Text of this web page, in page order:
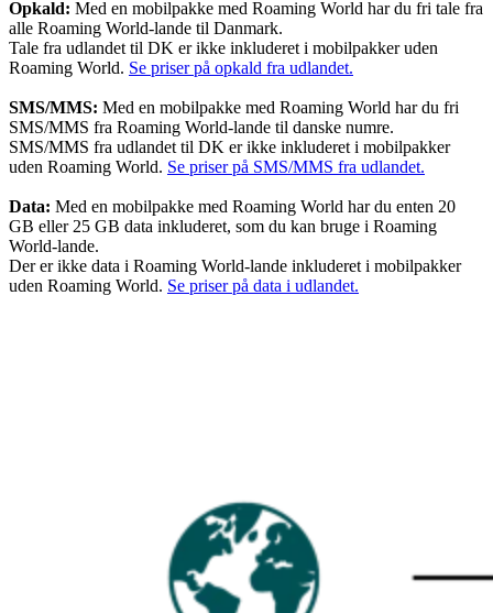
Opkald: Med en mobilpakke med Roaming World har du fri tale fra
alle Roaming World-lande til Danmark.
Tale fra udlandet til DK er ikke inkluderet i mobilpakker uden
Roaming World. Se priser på opkald fra udlandet.
SMS/MMS: Med en mobilpakke med Roaming World har du fri
SMS/MMS fra Roaming World-lande til danske numre.
SMS/MMS fra udlandet til DK er ikke inkluderet i mobilpakker
uden Roaming World. Se priser på SMS/MMS fra udlandet.
Data: Med en mobilpakke med Roaming World har du enten 20
GB eller 25 GB data inkluderet, som du kan bruge i Roaming
World-lande.
Der er ikke data i Roaming World-lande inkluderet i mobilpakker
uden Roaming World. Se priser på data i udlandet.